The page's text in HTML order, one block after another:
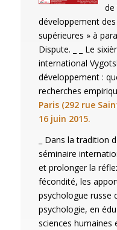
de
développement
supérieures » à
Dispute. _ _ Le
international
développement :
recherches
Paris (292 rue
16 juin 2015.
_ Dans la tradition
séminaire
et prolonger la
fécondité, les
psychologue russe
psychologie, en
sciences humaines